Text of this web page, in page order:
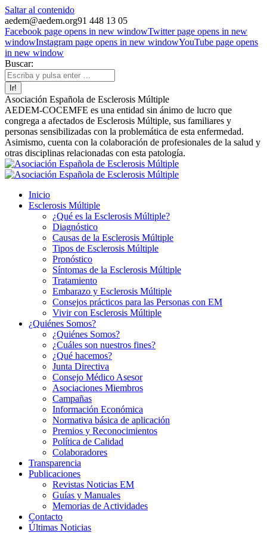
Saltar al contenido
aedem@aedem.org91 448 13 05
Facebook page opens in new windowTwitter page opens in new
windowInstagram page opens in new windowYouTube page opens
in new window
Buscar:
Asociación Española de Esclerosis Múltiple
AEDEM-COCEMFE es una entidad sin ánimo de lucro que
congrega a afectados de Esclerosis Múltiple, sus familiares y
personas sensibilizadas con la problemática de esta enfermedad.
Asimismo, cuenta con la colaboración de profesionales de la salud y
otras disciplinas relacionadas con esta patología.
Inicio
Esclerosis Múltiple
¿Qué es la Esclerosis Múltiple?
Diagnóstico
Causas de la Esclerosis Múltiple
Tipos de Esclerosis Múltiple
Pronóstico
Síntomas de la Esclerosis Múltiple
Tratamiento
Embarazo y Esclerosis Múltiple
Consejos prácticos para las Personas con EM
Vivir con Esclerosis Múltiple
¿Quiénes Somos?
¿Quiénes Somos?
¿Cuáles son nuestros fines?
¿Qué hacemos?
Junta Directiva
Consejo Médico Asesor
Asociaciones Miembros
Campañas
Información Económica
Normativa básica de aplicación
Premios y Reconocimientos
Política de Calidad
Colaboradores
Transparencia
Publicaciones
Revistas Noticias EM
Guías y Manuales
Memorias de Actividades
Contacto
Últimas Noticias